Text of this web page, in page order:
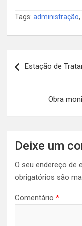
Tags: administração,
de
Estação de
Obra
Deixe um
O seu endereço de
obrigatórios são
Comentário *